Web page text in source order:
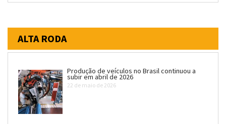
ALTA RODA
Produção de veículos no Brasil continuou a
subir em abril de 2026
22 de maio de 2026